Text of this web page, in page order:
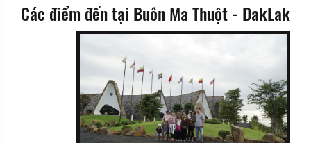
Các điểm đến tại Buôn Ma Thuột - DakLak